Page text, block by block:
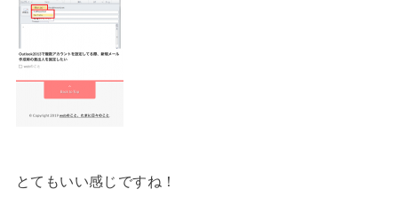
とてもいい感じですね！